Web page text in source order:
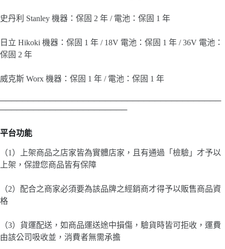
史丹利 Stanley 機器：保固 2 年 / 電池：保固 1 年
日立 Hikoki 機器：保固 1 年 / 18V 電池：保固 1 年 / 36V 電池：
保固 2 年
威克斯 Worx 機器：保固 1 年 / 電池：保固 1 年
────────────────────────────────────────
───────────────────────
平台功能
（1）上架商品之店家皆為實體店家，且有通過「檢驗」才予以
上架，保證您商品皆有保障
（2）配合之商家必須要為該品牌之經銷商才得予以販售商品資
格
（3）貨運配送，如商品運送途中損傷，驗貨時皆可拒收，運費
由該公司吸收並，消費者無需承擔